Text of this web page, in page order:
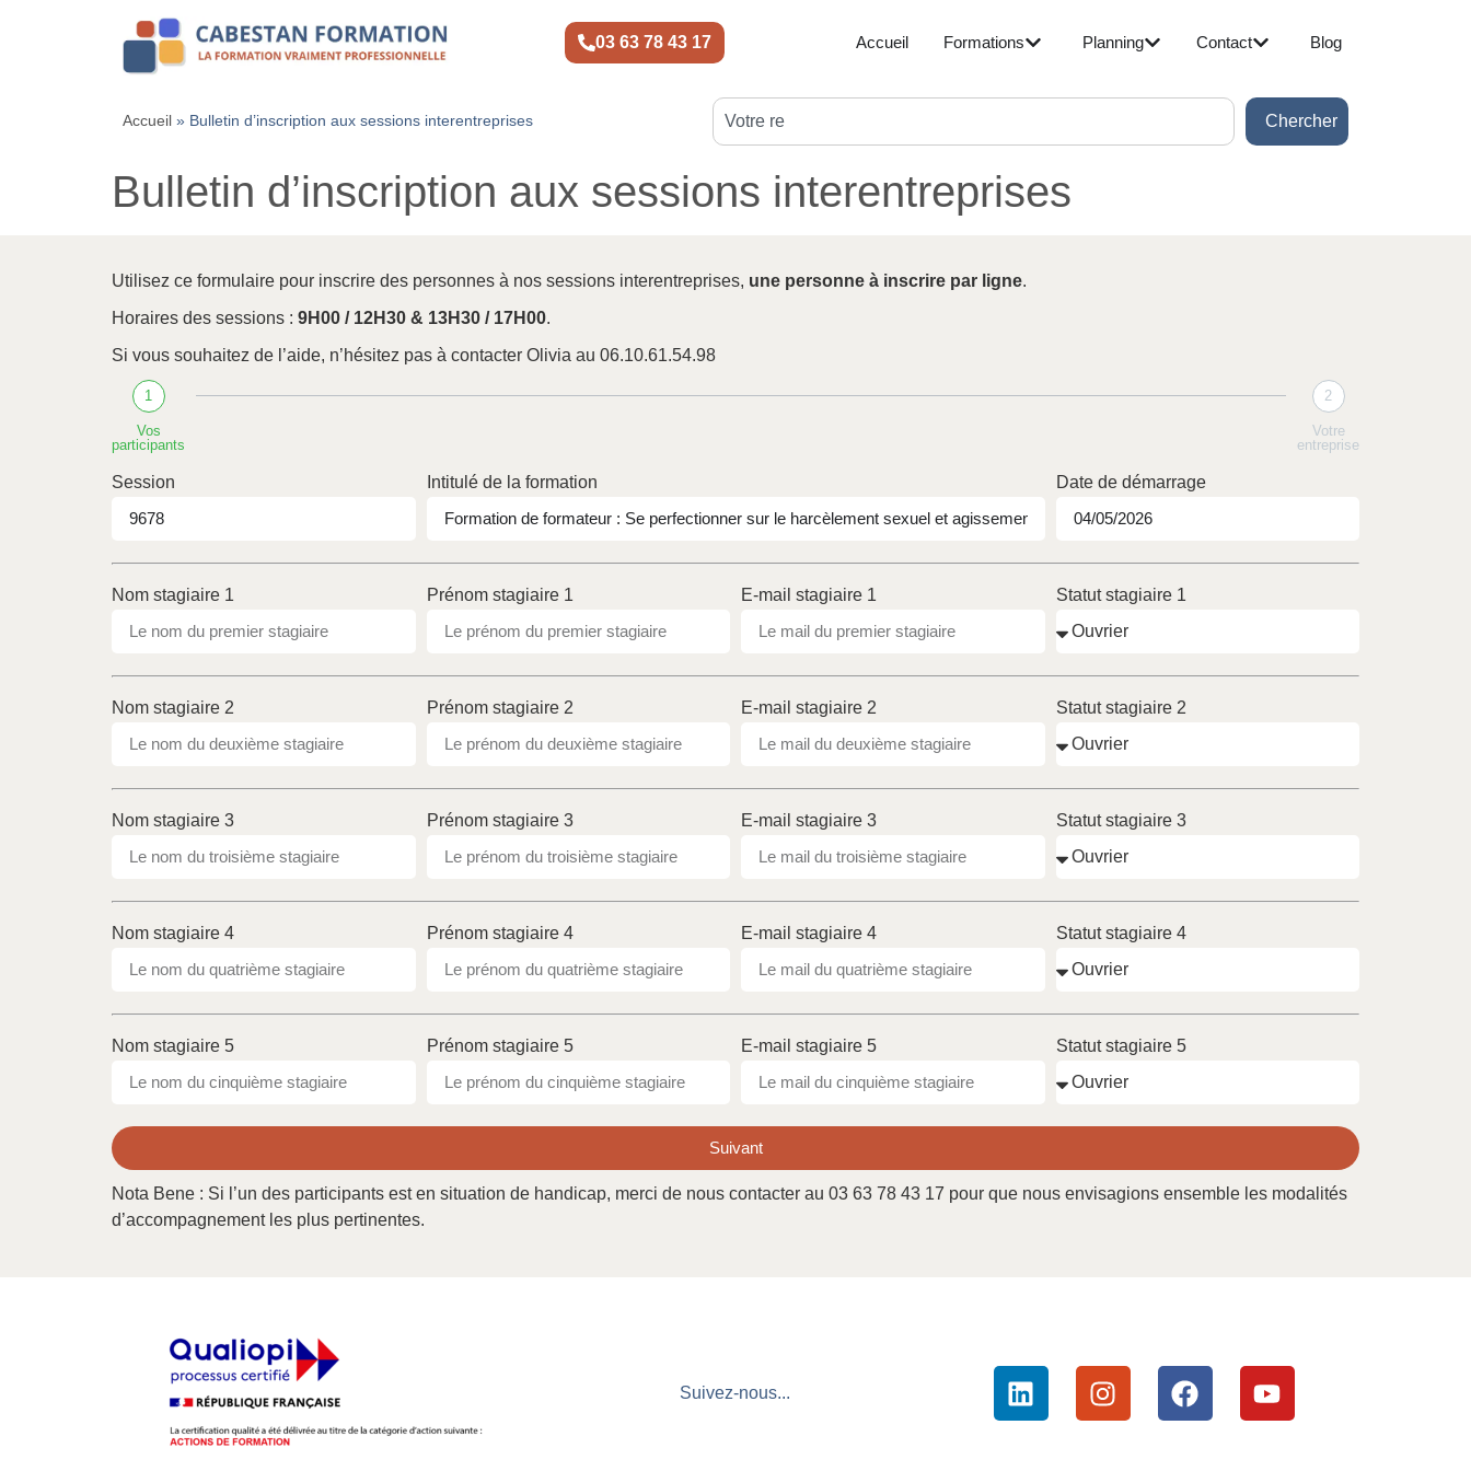
03 63 78 43 17 Accueil Formations Planning Contact Blog
Accueil » Bulletin d’inscription aux sessions interentreprises Chercher
Bulletin d’inscription aux sessions interentreprises
Utilisez ce formulaire pour inscrire des personnes à nos sessions interentreprises, une personne à inscrire par ligne.
Horaires des sessions : 9H00 / 12H30 & 13H30 / 17H00.
Si vous souhaitez de l’aide, n’hésitez pas à contacter Olivia au 06.10.61.54.98
1
Vos
participants
2
Votre
entreprise
Session Intitulé de la formation Date de démarrage
Nom stagiaire 1 Prénom stagiaire 1 E-mail stagiaire 1 Statut stagiaire 1
Nom stagiaire 2 Prénom stagiaire 2 E-mail stagiaire 2 Statut stagiaire 2
Nom stagiaire 3 Prénom stagiaire 3 E-mail stagiaire 3 Statut stagiaire 3
Nom stagiaire 4 Prénom stagiaire 4 E-mail stagiaire 4 Statut stagiaire 4
Nom stagiaire 5 Prénom stagiaire 5 E-mail stagiaire 5 Statut stagiaire 5
Suivant
Nota Bene : Si l’un des participants est en situation de handicap, merci de nous contacter au 03 63 78 43 17 pour que nous envisagions ensemble les modalités
d’accompagnement les plus pertinentes.
Suivez-nous...